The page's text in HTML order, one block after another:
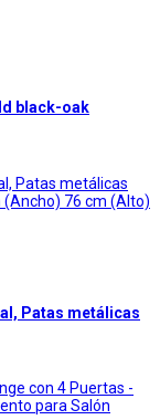
black-oak
Patas metálicas